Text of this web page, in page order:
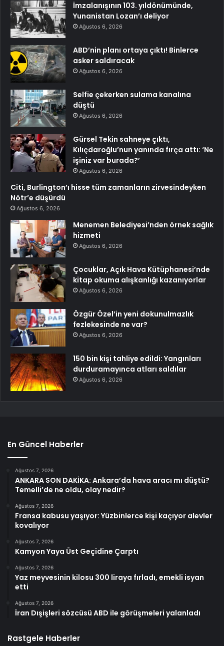
İmzalanışının 103. yıldönümünde,
Yunanistan Lozan’ı deliyor
Ağustos 6, 2026
ABD’nin planı ortaya çıktı! Binlerce
asker saldıracak
Ağustos 6, 2026
Selfie çekerken sulama kanalına
düştü
Ağustos 6, 2026
Gürsel Tekin sahneye çıktı,
Kılıçdaroğlu’nun yanında fırça attı: ‘Ne
işiniz var burada?’
Ağustos 6, 2026
Citi, Burlington’ı hisse tüm zamanların zirvesindeyken
Nötr’e düşürdü
Ağustos 6, 2026
Menemen Belediyesi’nden örnek sağlık
hizmeti
Ağustos 6, 2026
Çocuklar, Açık Hava Kütüphanesi’nde
kitap okuma alışkanlığı kazanıyorlar
Ağustos 6, 2026
Özgür Özel’in yeni dokunulmazlık
fezlekesinde ne var?
Ağustos 6, 2026
150 bin kişi tahliye edildi: Yangınları
durduramayınca atları saldılar
Ağustos 6, 2026
En Güncel Haberler
Ağustos 7, 2026
ANKARA SON DAKİKA: Ankara’da hava aracı mı düştü?
Temelli’de ne oldu, olay nedir?
Ağustos 7, 2026
Fransa kabusu yaşıyor: Yüzbinlerce kişi kaçıyor alevler
kovalıyor
Ağustos 7, 2026
Kamyon Yaya Üst Geçidine Çarptı
Ağustos 7, 2026
Yaz meyvesinin kilosu 300 liraya fırladı, emekli isyan
etti
Ağustos 7, 2026
İran Dışişleri sözcüsü ABD ile görüşmeleri yalanladı
Rastgele Haberler